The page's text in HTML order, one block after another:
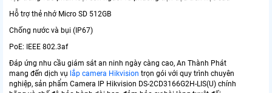
Hỗ trợ thẻ nhớ Micro SD 512GB
Chống nước và bụi (IP67)
PoE: IEEE 802.3af
Đáp ứng nhu cầu giám sát an ninh ngày càng cao, An Thành Phát
mang đến dịch vụ lắp camera Hikvision trọn gói với quy trình chuyên
nghiệp, sản phẩm Camera IP Hikvision DS-2CD3166G2H-LIS(U) chính